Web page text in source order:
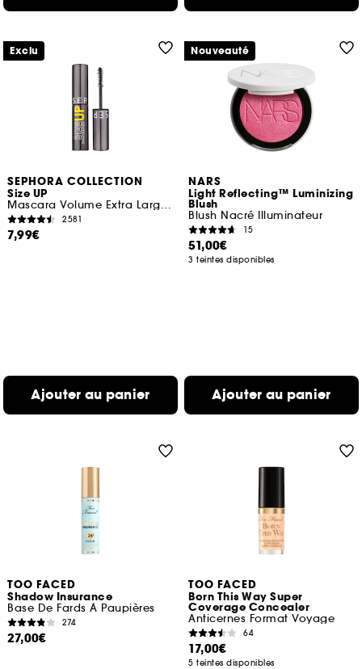
SEPHORA COLLECTION
Size UP
Mascara Volume Extra Large Immédiat (Format Voyage)
2581
7,99€
Ajouter au panier
Exclu
NARS
Light Reflecting™ Luminizing
Blush
Blush Nacré Illuminateur
15
51,00€
3 teintes disponibles
Ajouter au panier
Nouveauté
TOO FACED
Shadow Insurance
Base De Fards À Paupières
274
27,00€
TOO FACED
Born This Way Super
Coverage Concealer
Anticernes Format Voyage
64
17,00€
5 teintes disponibles